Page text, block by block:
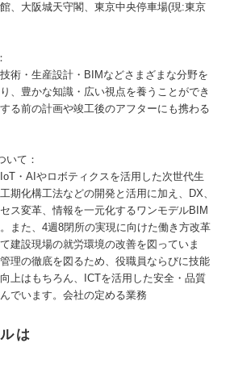
、大阪城天守閣、東京中央停車場(現:東京
術・生産設計・BIMなどさまざまな分野を
、豊かな知識・広い視点を養うことができ
る前の計画や竣工後のアフターにも携わる
いて：
・AIやロボティクスを活用した次世代生
期化構工法などの開発と活用に加え、DX、
ス変革、情報を一元化するワンモデルBIM
また、4週8閉所の実現に向けた働き方改革
建設現場の就労環境の改善を図っていま
理の徹底を図るため、役職員ならびに技能
上はもちろん、ICTを活用した安全・品質
でいます。会社の定める業務
は